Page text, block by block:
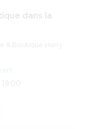
dans la
& Boutique Harry